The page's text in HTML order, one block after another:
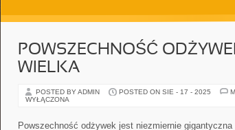
POWSZECHNOŚĆ
WIELKA
POSTED BY ADMIN POSTED ON SIE - 17 - 2025
WYŁĄCZONA
Powszechność odżywek jest niezmiernie gigantyczna